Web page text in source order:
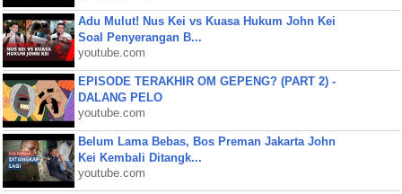
Adu Mulut! Nus Kei vs Kuasa Hukum John Kei
Soal Penyerangan B...
youtube.com
EPISODE TERAKHIR OM GEPENG? (PART 2) -
DALANG PELO
youtube.com
Belum Lama Bebas, Bos Preman Jakarta John
Kei Kembali Ditangk...
youtube.com